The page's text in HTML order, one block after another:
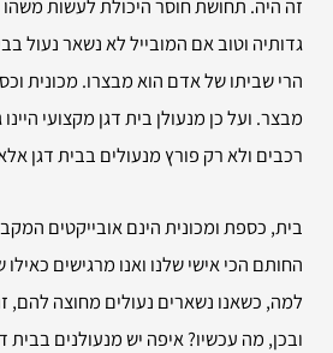
זה היה. תחושת חוסר היכולת לעשות
גדותיה וטוב אם המובייל לא נשאר נעול
הרי שביתו של אדם הוא מבצרו. מכונית
מבצר. ועל כן מנעולן בית דגן מקצועי
רכבים ולא רק פורץ מנעולים בבית דגן
בית, כספת ומכונית הינם אובייקטים
החותם הכי אישי שלנו ואנו מרגישים
למה, כשאנו נשארים נעולים מחוצה להם,
ובכן, מה עכשיו? איפה יש מנעולנים בבית